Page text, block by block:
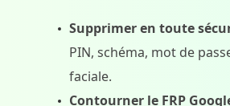
Supprimer en toute
PIN, schéma, mot de
faciale.
Contourner le FRP